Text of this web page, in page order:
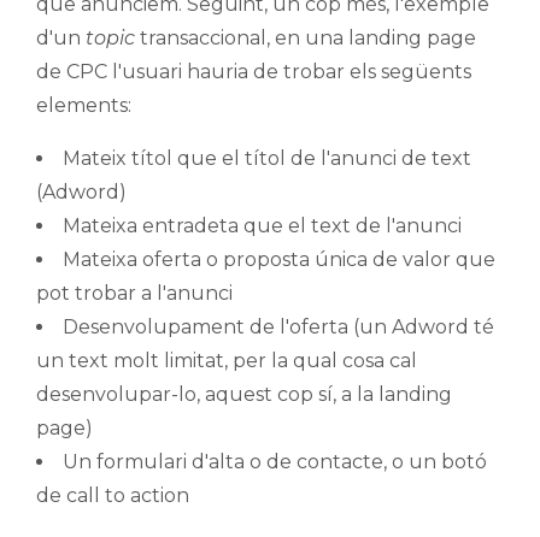
d'un topic transaccional, en una landing page
de CPC l'usuari hauria de trobar els següents
elements:
Mateix títol que el títol de l'anunci de text
(Adword)
Mateixa entradeta que el text de l'anunci
Mateixa oferta o proposta única de valor que
pot trobar a l'anunci
Desenvolupament de l'oferta (un Adword té
un text molt limitat, per la qual cosa cal
desenvolupar-lo, aquest cop sí, a la landing
page)
Un formulari d'alta o de contacte, o un botó
de call to action